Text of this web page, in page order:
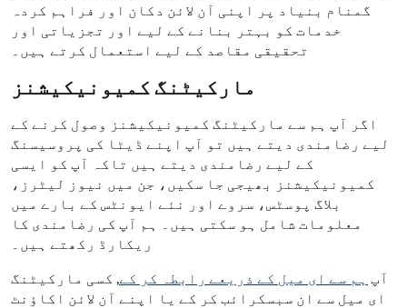
گمنام بنیاد پر اپنی آن لائن دکان اور فراہم کردہ
خدمات کو بہتر بنانے کے لیے اور تجزیاتی اور
تحقیقی مقاصد کے لیے استعمال کرتے ہیں۔
مارکیٹنگ کمیونیکیشنز
اگر آپ ہم سے مارکیٹنگ کمیونیکیشنز وصول کرنے کے
لیے رضامندی دیتے ہیں تو آپ اپنے ڈیٹا کی پروسیسنگ
کے لیے رضامندی دیتے ہیں تاکہ آپ کو ایسی
کمیونیکیشنز بھیجی جا سکیں، جن میں نیوز لیٹرز،
بلاگ پوسٹس، سروے اور نئے ایونٹس کے بارے میں
معلومات شامل ہو سکتی ہیں۔ ہم آپ کی رضامندی کا
ریکارڈ رکھتے ہیں۔
آپ ہم سے ای میل کے ذریعے رابطہ کر کے, کسی مارکیٹنگ
ای میل سے ان سبسکرائب کر کے یا اپنے آن لائن اکاؤنٹ